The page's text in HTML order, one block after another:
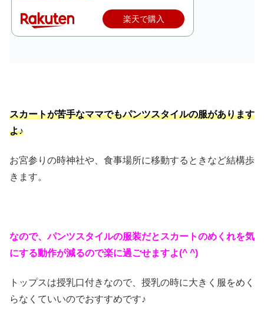
楽天で購入
スカートが苦手なママでもパンツスタイルの服があります
よ♪
お宮参りの時神社や、食事場所に移動するときなど結構歩
きます。
なので、パンツスタイルの服装だとスカートのめくれを気
にする動作が減るので楽に過ごせますよ(^ ^)
トップスは授乳口付きなので、授乳の時に大きく服をめく
らなくていいのでおすすめです♪